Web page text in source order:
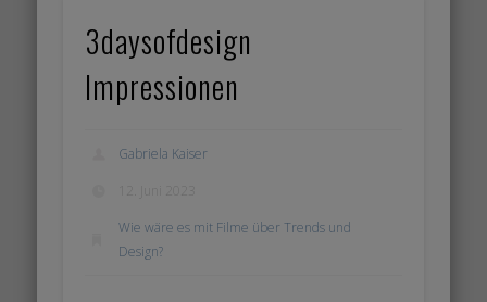
3daysofdesign
Impressionen
Gabriela Kaiser
Wie wäre es mit Filme über Trends und
Design?